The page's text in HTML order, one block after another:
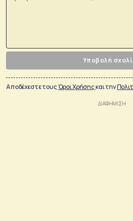
Υποβολή
Αποδέχεστε τουςΌροι Χρήσηςκαι την